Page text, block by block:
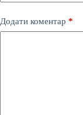
Додати коментар *